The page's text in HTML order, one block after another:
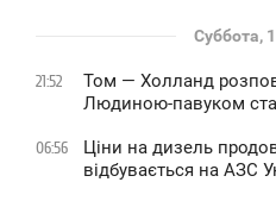
Суббота,
21:52
Том — Холланд
Людиною-павуком
06:56
Ціни на дизель
відбувається на АЗС